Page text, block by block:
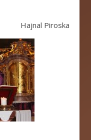
Hajnal Piroska